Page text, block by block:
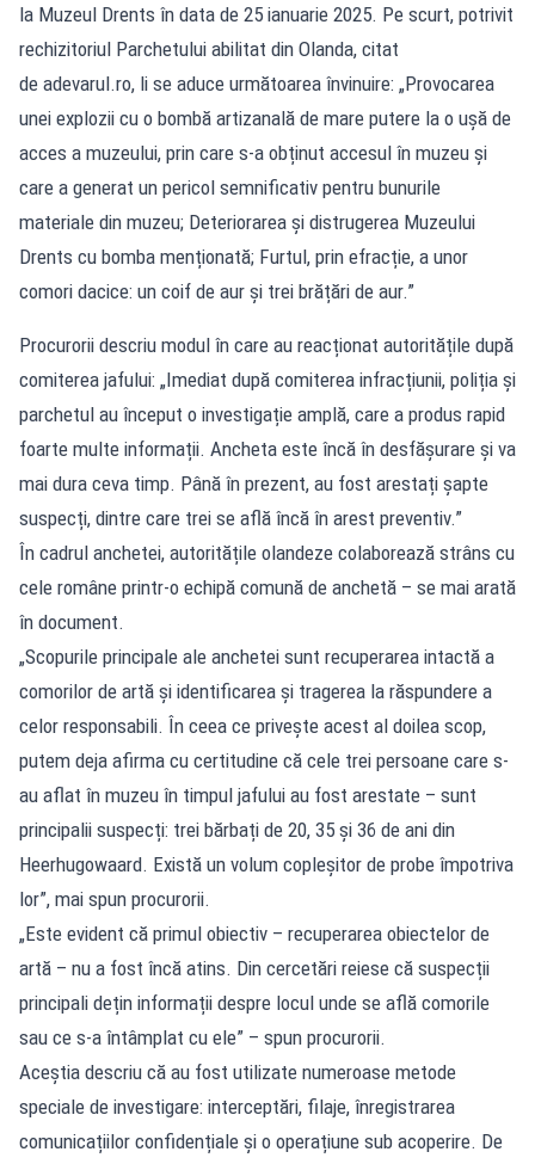
la Muzeul Drents în data de 25 ianuarie 2025. Pe scurt, potrivit
rechizitoriul Parchetului abilitat din Olanda, citat
de adevarul.ro, li se aduce următoarea învinuire: „Provocarea
unei explozii cu o bombă artizanală de mare putere la o ușă de
acces a muzeului, prin care s-a obținut accesul în muzeu și
care a generat un pericol semnificativ pentru bunurile
materiale din muzeu; Deteriorarea și distrugerea Muzeului
Drents cu bomba menționată; Furtul, prin efracție, a unor
comori dacice: un coif de aur și trei brățări de aur.”
Procurorii descriu modul în care au reacționat autoritățile după
comiterea jafului: „Imediat după comiterea infracțiunii, poliția și
parchetul au început o investigație amplă, care a produs rapid
foarte multe informații. Ancheta este încă în desfășurare și va
mai dura ceva timp. Până în prezent, au fost arestați șapte
suspecți, dintre care trei se află încă în arest preventiv.”
În cadrul anchetei, autoritățile olandeze colaborează strâns cu
cele române printr-o echipă comună de anchetă – se mai arată
în document.
„Scopurile principale ale anchetei sunt recuperarea intactă a
comorilor de artă și identificarea și tragerea la răspundere a
celor responsabili. În ceea ce privește acest al doilea scop,
putem deja afirma cu certitudine că cele trei persoane care s-
au aflat în muzeu în timpul jafului au fost arestate – sunt
principalii suspecți: trei bărbați de 20, 35 și 36 de ani din
Heerhugowaard. Există un volum copleșitor de probe împotriva
lor”, mai spun procurorii.
„Este evident că primul obiectiv – recuperarea obiectelor de
artă – nu a fost încă atins. Din cercetări reiese că suspecții
principali dețin informații despre locul unde se află comorile
sau ce s-a întâmplat cu ele” – spun procurorii.
Aceștia descriu că au fost utilizate numeroase metode
speciale de investigare: interceptări, filaje, înregistrarea
comunicațiilor confidențiale și o operațiune sub acoperire. De